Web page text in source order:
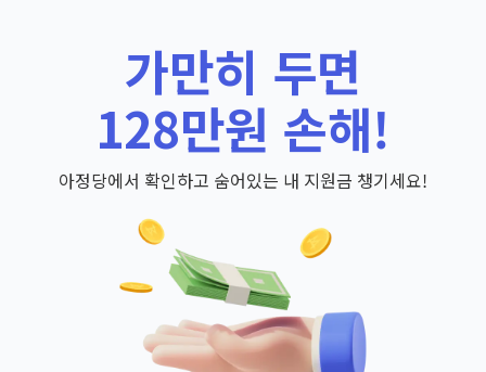
가만히 두면
128만원 손해!
아정당에서 확인하고 숨어있는 내 지원금 챙기세요!